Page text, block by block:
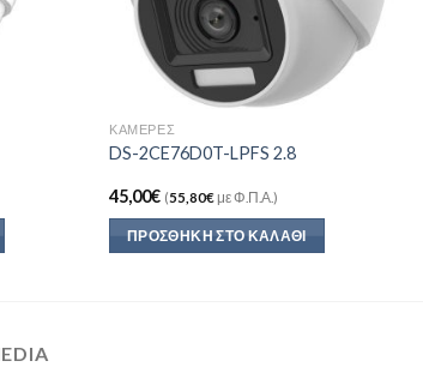
ΚΆΜΕΡΕΣ
DS-2CE76D0T-LPFS 2.8
45,00€ (55,80€με Φ.Π.Α.)
ΠΡΟΣΘΉΚΗ ΣΤΟ ΚΑΛΆΘΙ